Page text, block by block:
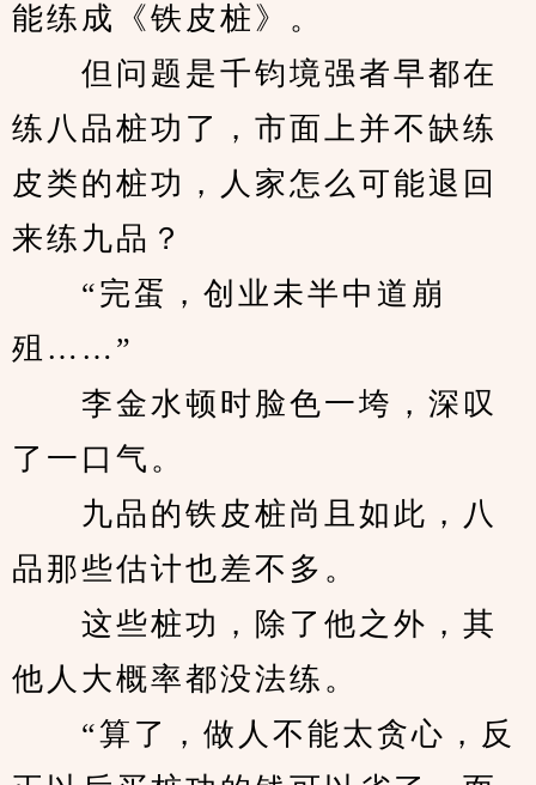
能练成《铁皮桩》。
但问题是千钧境强者早都在
练八品桩功了，市面上并不缺练
皮类的桩功，人家怎么可能退回
来练九品？
“完蛋，创业未半中道崩
殂……”
李金水顿时脸色一垮，深叹
了一口气。
九品的铁皮桩尚且如此，八
品那些估计也差不多。
这些桩功，除了他之外，其
他人大概率都没法练。
“算了，做人不能太贪心，反